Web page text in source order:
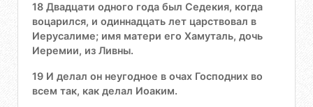
18 Двадцати одного года был Седекия, когда
воцарился, и одиннадцать лет царствовал в
Иерусалиме; имя матери его Хамуталь, дочь
Иеремии, из Ливны.
19 И делал он неугодное в очах Господних во
всем так, как делал Иоаким.